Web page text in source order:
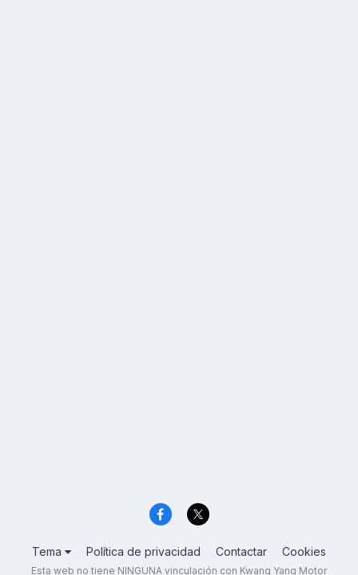
Tema Política de privacidad Contactar Cookies
Esta web no tiene NINGUNA vinculación con Kwang Yang Motor